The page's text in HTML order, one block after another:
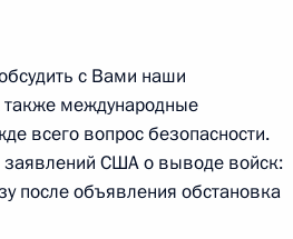
памяти»
Ленинград»
с Вами наши
также международные
всего вопрос безопасности.
заявлений США о выводе войск:
после объявления обстановка